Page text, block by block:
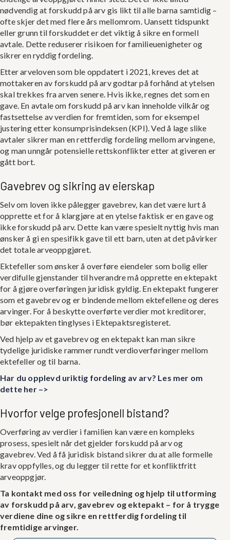
nødvendig at forskudd på arv gis likt til alle barna samtidig –
ofte skjer det med flere års mellomrom. Uansett tidspunkt
eller grunn til forskuddet er det viktig å sikre en formell
avtale. Dette reduserer risikoen for familieuenigheter og
sikrer en ryddig fordeling.
Etter arveloven som ble oppdatert i 2021, kreves det at
mottakeren av forskudd på arv godtar på forhånd at ytelsen
skal trekkes fra arven senere. Hvis ikke, regnes det som en
gave. En avtale om forskudd på arv kan inneholde vilkår og
fastsettelse av verdien for fremtiden, som for eksempel
justering etter konsumprisindeksen (KPI). Ved å lage slike
avtaler sikrer man en rettferdig fordeling mellom arvingene,
og man unngår potensielle rettskonflikter etter at giveren er
gått bort.
Gavebrev og sikring av eierskap
Selv om loven ikke pålegger gavebrev, kan det være lurt å
opprette et for å klargjøre at en ytelse faktisk er en gave og
ikke forskudd på arv. Dette kan være spesielt nyttig hvis man
ønsker å gi en spesifikk gave til ett barn, uten at det påvirker
det totale arveoppgjøret.
Ektefeller som ønsker å overføre eiendeler som bolig eller
verdifulle gjenstander til hverandre må opprette en ektepakt
for å gjøre overføringen juridisk gyldig. En ektepakt fungerer
som et gavebrev og er bindende mellom ektefellene og deres
arvinger. For å beskytte overførte verdier mot kreditorer,
bør ektepakten tinglyses i Ektepaktsregisteret.
Ved hjelp av et gavebrev og en ektepakt kan man sikre
tydelige juridiske rammer rundt verdioverføringer mellom
ektefeller og til barna.
Har du opplevd uriktig fordeling av arv? Les mer om
dette her –>
Hvorfor velge profesjonell bistand?
Overføring av verdier i familien kan være en kompleks
prosess, spesielt når det gjelder forskudd på arv og
gavebrev. Ved å få juridisk bistand sikrer du at alle formelle
krav oppfylles, og du legger til rette for et konfliktfritt
arveoppgjør.
Ta kontakt med oss for veiledning og hjelp til utforming
av forskudd på arv, gavebrev og ektepakt – for å trygge
verdiene dine og sikre en rettferdig fordeling til
fremtidige arvinger.